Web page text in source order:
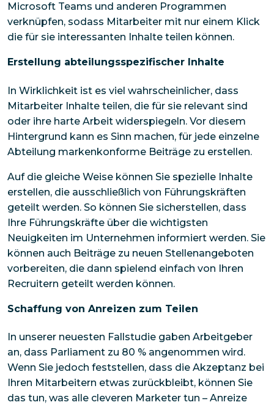
Microsoft Teams und anderen Programmen
verknüpfen, sodass Mitarbeiter mit nur einem Klick
die für sie interessanten Inhalte teilen können.
Erstellung abteilungsspezifischer Inhalte
In Wirklichkeit ist es viel wahrscheinlicher, dass
Mitarbeiter Inhalte teilen, die für sie relevant sind
oder ihre harte Arbeit widerspiegeln. Vor diesem
Hintergrund kann es Sinn machen, für jede einzelne
Abteilung markenkonforme Beiträge zu erstellen.
Auf die gleiche Weise können Sie spezielle Inhalte
erstellen, die ausschließlich von Führungskräften
geteilt werden. So können Sie sicherstellen, dass
Ihre Führungskräfte über die wichtigsten
Neuigkeiten im Unternehmen informiert werden. Sie
können auch Beiträge zu neuen Stellenangeboten
vorbereiten, die dann spielend einfach von Ihren
Recruitern geteilt werden können.
Schaffung von Anreizen zum Teilen
In unserer neuesten Fallstudie gaben Arbeitgeber
an, dass Parliament zu 80 % angenommen wird.
Wenn Sie jedoch feststellen, dass die Akzeptanz bei
Ihren Mitarbeitern etwas zurückbleibt, können Sie
das tun, was alle cleveren Marketer tun – Anreize